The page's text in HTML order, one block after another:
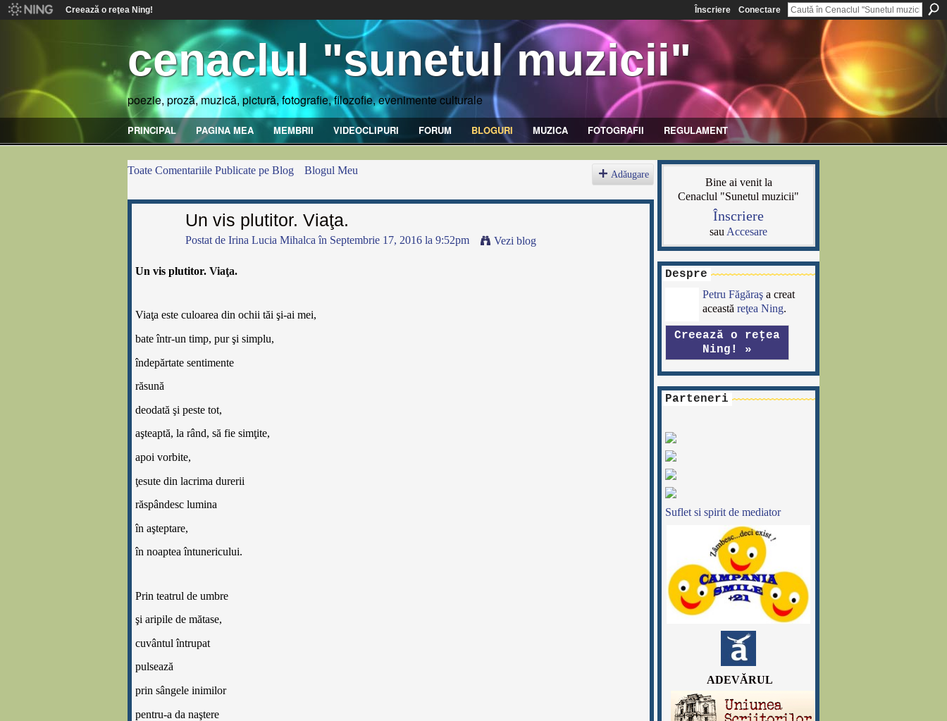
Creează o reţea Ning! Înscriere Conectare
cenaclul "sunetul muzicii"
poezie, proză, muzică, pictură, fotografie, filozofie, evenimente culturale
PRINCIPAL PAGINA MEA MEMBRII VIDEOCLIPURI FORUM BLOGURI MUZICA FOTOGRAFII REGULAMENT
Toate Comentariile Publicate pe Blog Blogul Meu Adăugare
Un vis plutitor. Viaţa.
Postat de Irina Lucia Mihalca în Septembrie 17, 2016 la 9:52pm Vezi blog
Un vis plutitor. Viaţa.
Viaţa este culoarea din ochii tăi şi-ai mei,
bate într-un timp, pur şi simplu,
îndepărtate sentimente
răsună
deodată şi peste tot,
aşteaptă, la rând, să fie simţite,
apoi vorbite,
ţesute din lacrima durerii
răspândesc lumina
în aşteptare,
în noaptea întunericului.
Prin teatrul de umbre
şi aripile de mătase,
cuvântul întrupat
pulsează
prin sângele inimilor
pentru-a da naştere
Bine ai venit la
Cenaclul "Sunetul muzicii"
Înscriere
sau Accesare
Despre
Petru Făgăraş a creat
această reţea Ning.
Creează o reţea
Ning! »
Parteneri
Suflet si spirit de mediator
ADEVǍRUL